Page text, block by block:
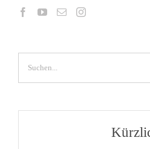
Suche
nach: